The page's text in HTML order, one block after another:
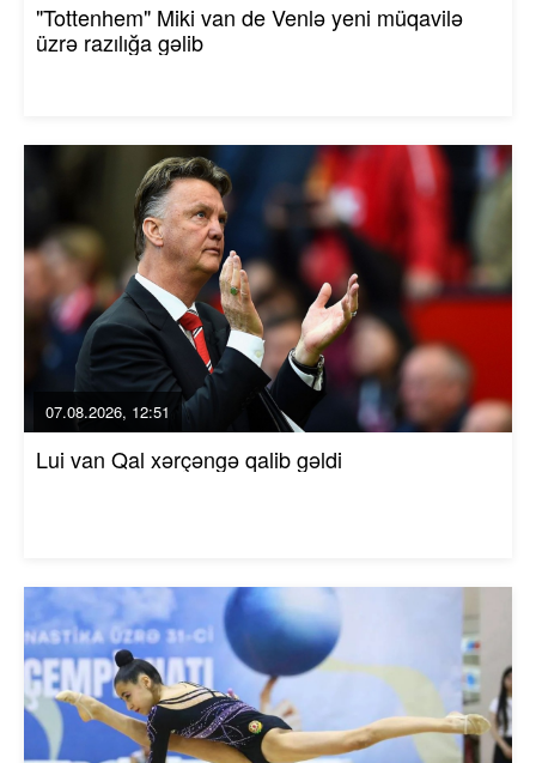
"Tottenhem" Miki van de Venlə yeni müqavilə
üzrə razılığa gəlib
07.08.2026, 12:51
Lui van Qal xərçəngə qalib gəldi